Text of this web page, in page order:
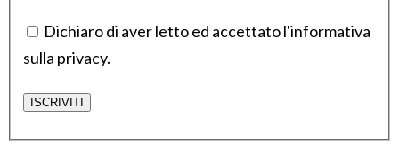
Dichiaro di aver letto ed accettato l'informativa
sulla privacy.